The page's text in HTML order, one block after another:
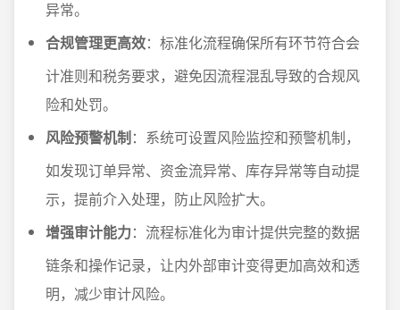
异常。
合规管理更高效：标准化流程确保所有环节符合会
计准则和税务要求，避免因流程混乱导致的合规风
险和处罚。
风险预警机制：系统可设置风险监控和预警机制，
如发现订单异常、资金流异常、库存异常等自动提
示，提前介入处理，防止风险扩大。
增强审计能力：流程标准化为审计提供完整的数据
链条和操作记录，让内外部审计变得更加高效和透
明，减少审计风险。